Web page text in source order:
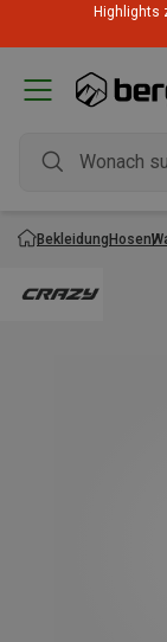
Highlights
BekleidungHosen